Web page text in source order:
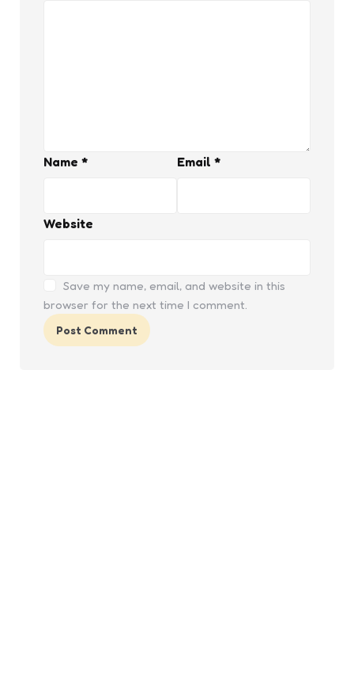
Name * Email *
Website
Save my name, email, and website in this
browser for the next time I comment.